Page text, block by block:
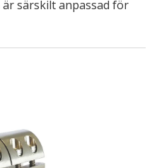
särskilt anpassad för